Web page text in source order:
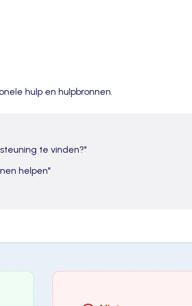
hulp en hulpbronnen.
te vinden?"
helpen"